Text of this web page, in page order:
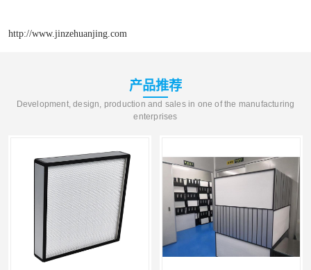
http://www.jinzehuanjing.com
产品推荐
Development, design, production and sales in one of the manufacturing
enterprises